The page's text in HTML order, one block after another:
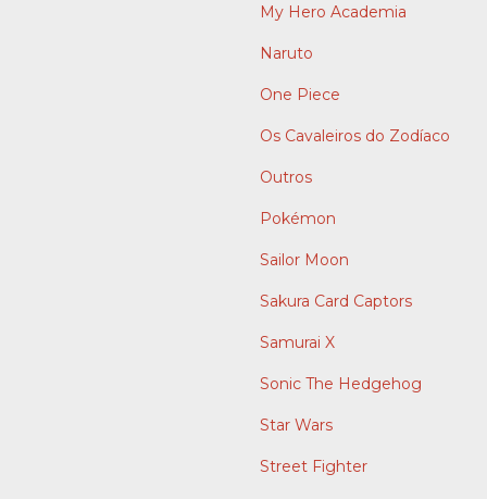
My Hero Academia
Naruto
One Piece
Os Cavaleiros do Zodíaco
Outros
Pokémon
Sailor Moon
Sakura Card Captors
Samurai X
Sonic The Hedgehog
Star Wars
Street Fighter